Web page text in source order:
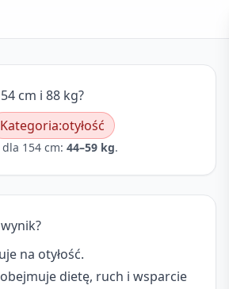
cm i 88 kg?
Kategoria:otyłość
154 cm: 44–59 kg.
na otyłość.
dietę, ruch i wsparcie